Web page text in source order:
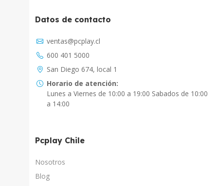
Datos de contacto
ventas@pcplay.cl
600 401 5000
San Diego 674, local 1
Horario de atención:
Lunes a Viernes de 10:00 a 19:00 Sabados de 10:00
a 14:00
Pcplay Chile
Nosotros
Blog
Chat con IA
PcPlay Santiago / Web
Hola soy Freddy, en que puedo ayudarte...
PcPlay Santiago / Tienda
PCPlay Osorno